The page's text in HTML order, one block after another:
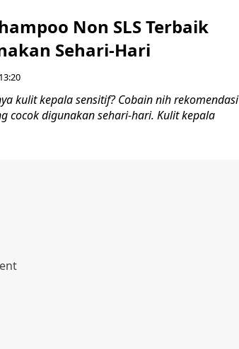
Non SLS Terbaik
Sehari-Hari
kulit kepala sensitif? Cobain nih rekomendasi
cocok digunakan sehari-hari. Kulit kepala